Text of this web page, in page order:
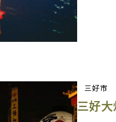
三好市
三好